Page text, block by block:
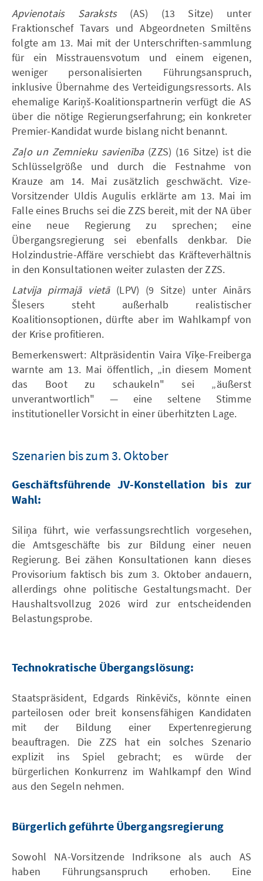
Apvienotais Saraksts(AS) (13 Sitze) unter
Fraktionschef Tavars und Abgeordneten Smiltēns
folgte am 13. Mai mit der Unterschriften-sammlung
für ein Misstrauensvotum und einem eigenen,
weniger personalisierten Führungsanspruch,
inklusive Übernahme des Verteidigungsressorts. Als
ehemalige Kariņš-Koalitionspartnerin verfügt die AS
über die nötige Regierungserfahrung; ein konkreter
Premier-Kandidat wurde bislang nicht benannt.
Zaļo un Zemnieku savienība(ZZS) (16 Sitze) ist die
Schlüsselgröße und durch die Festnahme von
Krauze am 14. Mai zusätzlich geschwächt. Vize-
Vorsitzender Uldis Augulis erklärte am 13. Mai im
Falle eines Bruchs sei die ZZS bereit, mit der NA über
eine neue Regierung zu sprechen; eine
Übergangsregierung sei ebenfalls denkbar. Die
Holzindustrie-Affäre verschiebt das Kräfteverhältnis
in den Konsultationen weiter zulasten der ZZS.
Latvija pirmajā vietā(LPV) (9 Sitze) unter Ainārs
Šlesers steht außerhalb realistischer
Koalitionsoptionen, dürfte aber im Wahlkampf von
der Krise profitieren.
Bemerkenswert: Altpräsidentin Vaira Vīķe-Freiberga
warnte am 13. Mai öffentlich, „in diesem Moment
das Boot zu schaukeln" sei „äußerst
unverantwortlich" — eine seltene Stimme
institutioneller Vorsicht in einer überhitzten Lage.
Szenarien bis zum 3. Oktober
Geschäftsführende JV-Konstellation bis zur
Wahl:
Siliņa führt, wie verfassungsrechtlich vorgesehen,
die Amtsgeschäfte bis zur Bildung einer neuen
Regierung. Bei zähen Konsultationen kann dieses
Provisorium faktisch bis zum 3. Oktober andauern,
allerdings ohne politische Gestaltungsmacht. Der
Haushaltsvollzug 2026 wird zur entscheidenden
Belastungsprobe.
Technokratische Übergangslösung:
Staatspräsident, Edgards Rinkēvičs, könnte einen
parteilosen oder breit konsensfähigen Kandidaten
mit der Bildung einer Expertenregierung
beauftragen. Die ZZS hat ein solches Szenario
explizit ins Spiel gebracht; es würde der
bürgerlichen Konkurrenz im Wahlkampf den Wind
aus den Segeln nehmen.
Bürgerlich geführte Übergangsregierung
Sowohl NA-Vorsitzende Indriksone als auch AS
haben Führungsanspruch erhoben. Eine